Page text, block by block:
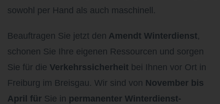
sowohl per Hand als auch maschinell.
Beauftragen Sie jetzt den Amendt Winterdienst,
schonen Sie Ihre eigenen Ressourcen und sorgen
Sie für die Verkehrssicherheit bei Ihnen vor Ort in
Freiburg im Breisgau. Wir sind von November bis
April für Sie in permanenter Winterdienst-